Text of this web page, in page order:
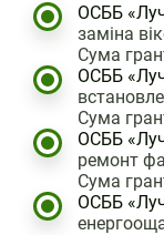
ОСББ
заміна
Сума
ОСББ
Сума
ОСББ
ремонт
Сума
ОСББ